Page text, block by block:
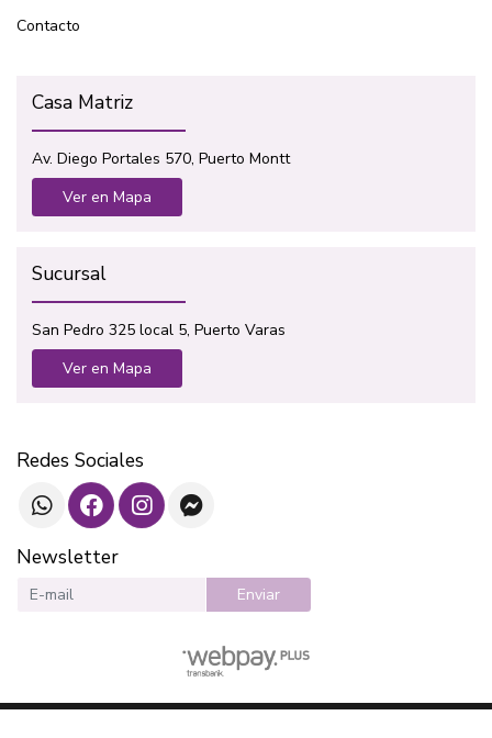
Contacto
Casa Matriz
Av. Diego Portales 570, Puerto Montt
Ver en Mapa
Sucursal
San Pedro 325 local 5, Puerto Varas
Ver en Mapa
Redes Sociales
Newsletter
Enviar